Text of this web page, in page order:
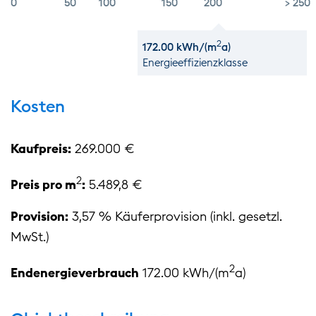
172.00 kWh/(m2a)
Energie­effizienz­klasse
Kosten
Kaufpreis: 269.000 €
Preis pro m2: 5.489,8 €
Provision: 3,57 % Käuferprovision (inkl. gesetzl.
MwSt.)
Endenergieverbrauch 172.00 kWh/(m2a)